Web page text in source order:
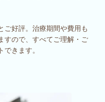
ご好評。治療期間や費用も
すので、すべてご理解・ご
きます。